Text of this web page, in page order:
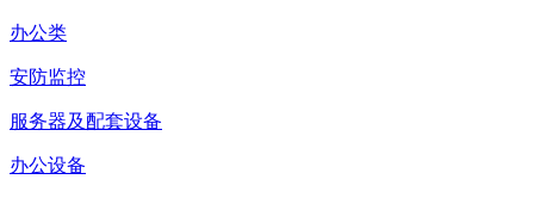
办公类
安防监控
服务器及配套设备
办公设备